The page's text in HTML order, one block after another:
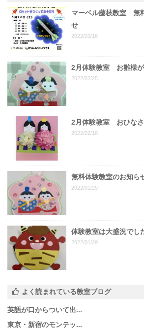
マーベル藤枝教室 無
せ
2022/03/16
2月体験教室 お雛様が
2022/02/25
2月体験教室 おひなさ
2022/02/18
無料体験教室のお知ら
2022/01/29
体験教室は大盛況でし
2022/01/29
よく読まれている教室ブログ
英語が口からついて出...
東京・新宿のモンテッ...